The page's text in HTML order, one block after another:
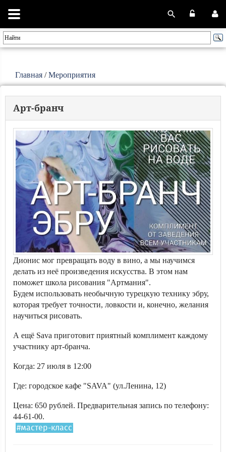
Главная /Мероприятия
Арт-бранч
Дионис мог превращать воду в вино, а мы научимся
делать из неё произведения искусства. В этом нам
поможет школа рисования "Артмания".
Будем использовать необычную турецкую технику эбру,
которая требует точности, ловкости и, конечно, желания
научиться рисовать.
А ещё Sava приготовит приятный комплимент каждому
участнику арт-бранча.
Когда: 27 июля в 12:00
Где: городское кафе "SAVA" (ул.Ленина, 12)
Цена: 650 рублей. Предварительная запись по телефону:
44-61-00.
#мастер-класс